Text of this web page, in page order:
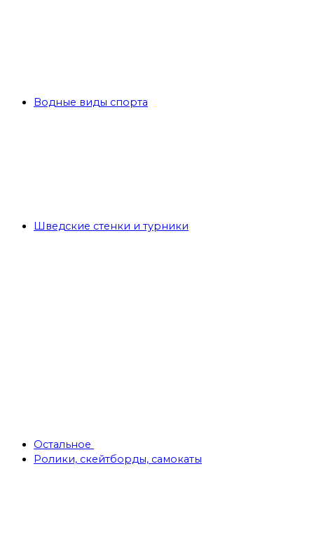
Водные виды спорта
Шведские стенки и турники
Остальное
Ролики, скейтборды, самокаты